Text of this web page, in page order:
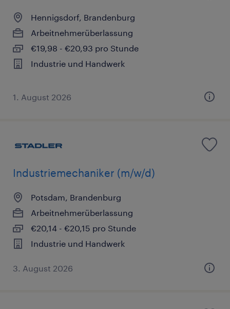
Hennigsdorf, Brandenburg
Arbeitnehmerüberlassung
€19,98 - €20,93 pro Stunde
Industrie und Handwerk
1. August 2026
Industriemechaniker (m/w/d)
Potsdam, Brandenburg
Arbeitnehmerüberlassung
€20,14 - €20,15 pro Stunde
Industrie und Handwerk
3. August 2026